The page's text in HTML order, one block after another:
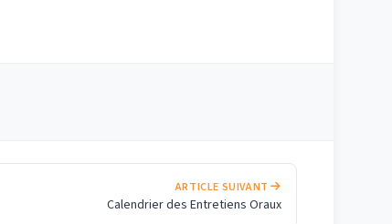
ARTICLE SUIVANT
Calendrier des Entretiens Oraux